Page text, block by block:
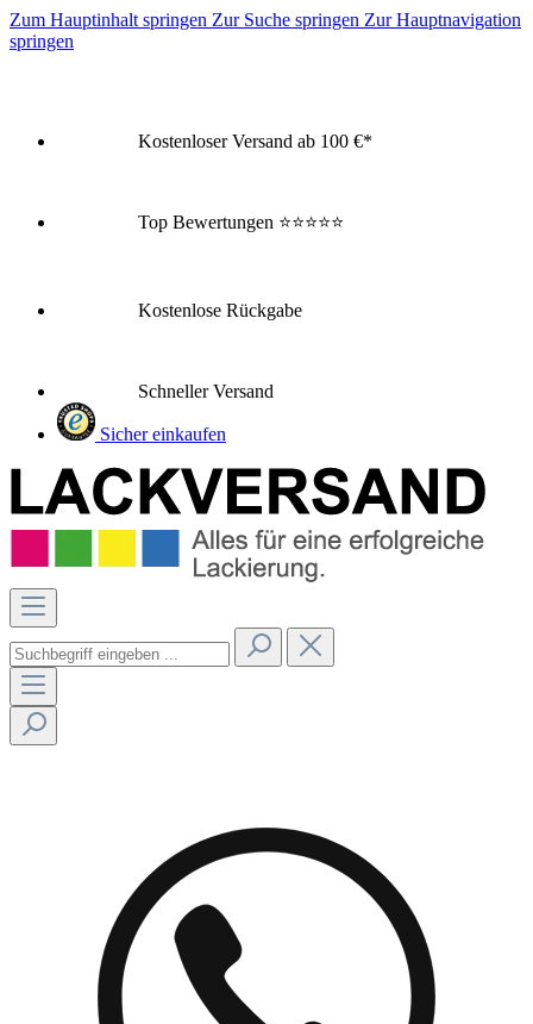
Zum Hauptinhalt springen Zur Suche springen Zur Hauptnavigation
springen
Kostenloser Versand ab 100 €*
Top Bewertungen ⭐⭐⭐⭐⭐
Kostenlose Rückgabe
Schneller Versand
Sicher einkaufen